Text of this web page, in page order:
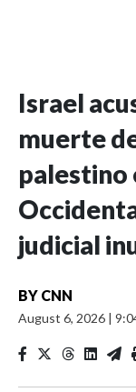
Israel
muerte
palestino
judicial
BY CNN
August 6, 2026 |